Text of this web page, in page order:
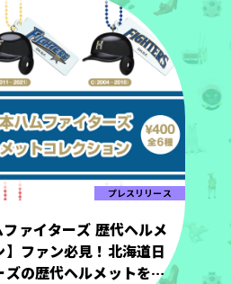
プレスリリース
ファイターズ 歴代ヘルメ
ファン必見！北海道日
の歴代ヘルメットを手